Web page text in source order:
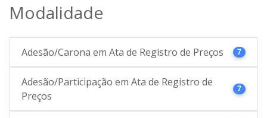
Modalidade
Adesão/Carona em Ata de Registro de Preços 7
Adesão/Participação em Ata de Registro de
Preços
7